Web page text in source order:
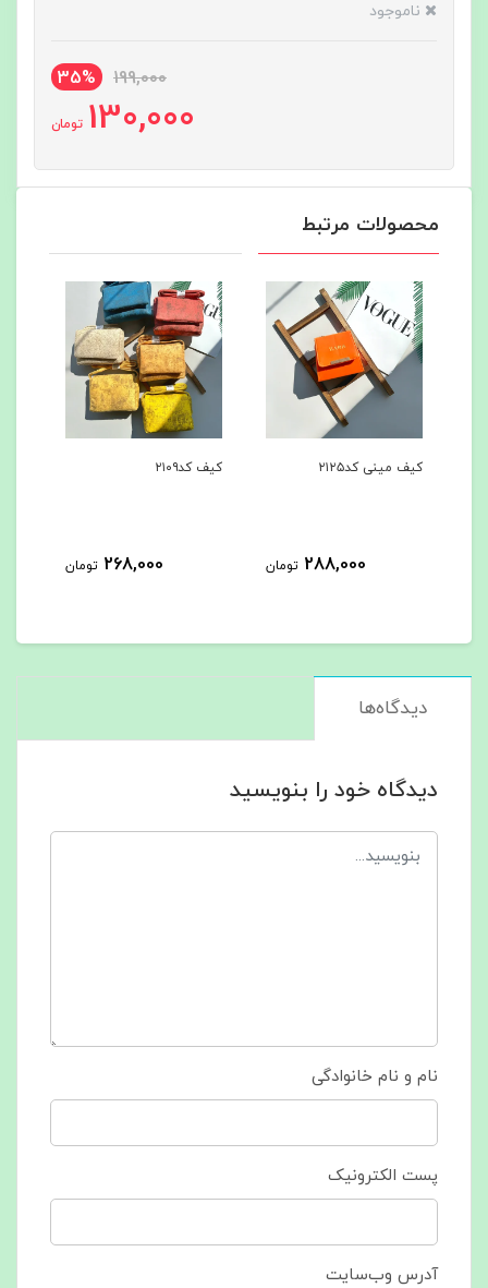
ناموجود
199,000
35%
130,000 تومان
محصولات مرتبط
کیف مینی کد۲۱۲۵
288,000 تومان
کیف کد۲۱۰۹
268,000 تومان
دیدگاه‌ها
دیدگاه خود را بنویسید
نام و نام خانوادگی
پست الکترونیک
آدرس وب‌سایت